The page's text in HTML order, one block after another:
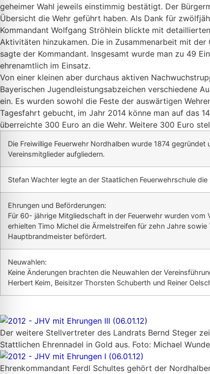
geheimer Wahl jeweils einstimmig bestätigt. Der
Übersicht die Wehr geführt haben. Als Dank für
Kommandant Wolfgang Ströhlein blickte mit
Aktivitäten hinzukamen. Die in Zusammenarbeit mit
sagte der Kommandant. Insgesamt wurde man zu 49
ehrenamtlich im Einsatz.
Von einer kleinen aber durchaus aktiven
Bayerischen Jugendleistungsabzeichen verschiedene
ein. Es wurden sowohl die Feste der auswärtigen
Tagesfahrt gebucht, im Jahr 2014 könne man auf das
überreichte 300 Euro an die Wehr. Weitere 300 Euro
Die Freiwillige Feuerwehr Nordhalben wurde 1874
Vereinsmitglieder aufgliedern.
Stefan Wachter legte an der Staatlichen Feuerwehrschule
Ehrungen und Beförderungen:
Für 60- jährige Mitgliedschaft in der Feuerwehr wurden vom
erhielten Timo Michel die Ärmelstreifen für zehn Jahre
Hauptbrandmeister befördert.
Neuwahlen:
Keine Änderungen brachten die Neuwahlen der
Herbert Keim, Beisitzer Thorsten Schuberth und Reiner
Der weitere Stellvertreter des Landrats Bernd Steger
Stattlichen Ehrennadel in Gold aus. Foto: Michael
Ehrenkommandant Ferdl Schultes gehört der